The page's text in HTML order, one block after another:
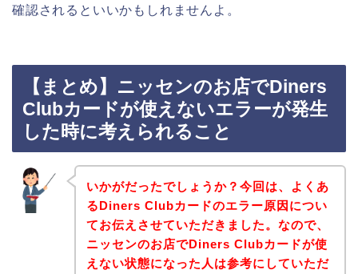
確認されるといいかもしれませんよ。
【まとめ】ニッセンのお店でDiners
Clubカードが使えないエラーが発生
した時に考えられること
いかがだったでしょうか？今回は、よくあ
るDiners Clubカードのエラー原因につい
てお伝えさせていただきました。なので、
ニッセンのお店でDiners Clubカードが使
えない状態になった人は参考にしていただ